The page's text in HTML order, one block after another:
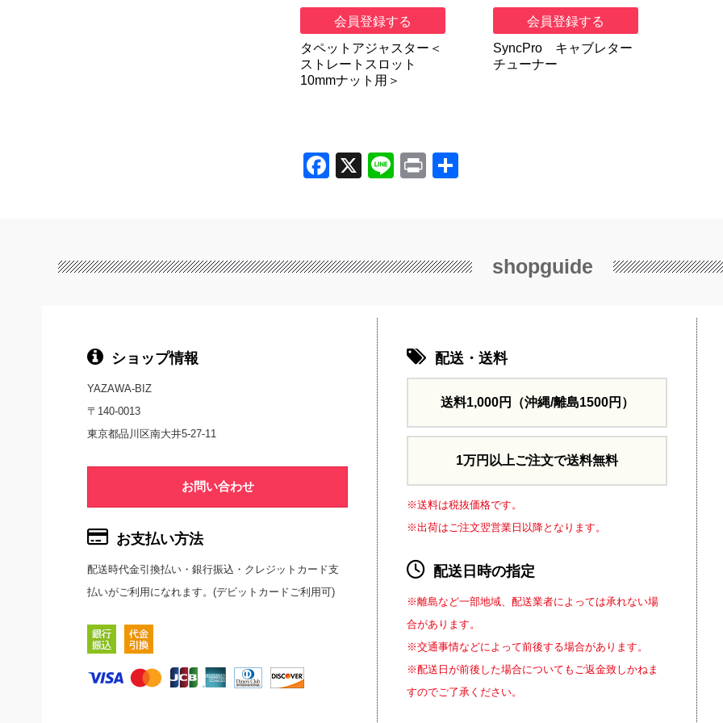
会員登録する
タペットアジャスター＜
ストレートスロット
10mmナット用＞
会員登録する
SyncPro キャブレター
チューナー
F
b
X
Li
Pr
shopguide
ショップ情報
YAZAWA-BIZ
〒140-0013
東京都品川区南大井5-27-11
お問い合わせ
お支払い方法
配送時代金引換払い・銀行振込・クレジットカード支
払いがご利用になれます。(デビットカードご利用可)
配送・送料
送料1,000円 （沖縄/離島1500円）
1万円以上ご注文で送料無料
※送料は税抜価格です。
※出荷はご注文翌営業日以降となります。
配送日時の指定
※離島など一部地域、配送業者によっては承れない場
合があります。
※交通事情などによって前後する場合があります。
※配送日が前後した場合についてもご返金致しかねま
すのでご了承ください。